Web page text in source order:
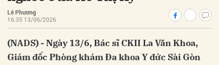
Lê Phương
16:35 13/06/2026
(NADS) - Ngày 13/6, Bác sĩ CKII La Văn Khoa,
Giám đốc Phòng khám Đa khoa Y đức Sài Gòn
Hủy